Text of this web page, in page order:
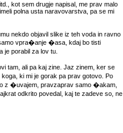
kot sem drugje napisal, me prav malo
polna usta naravovarstva, pa se mi
nekdo objavil slike iz teh voda in ravno
vpra�anje �asa, kdaj bo tisti
je porabil za lov tu.
tam, ali pa kaj zine. Jaz zinem, ker se
ki mi je gorak pa prav gotovo. Po
z �uvajem, pravzaprav samo �akam,
odkrito povedal, kaj te zadeve so, ne